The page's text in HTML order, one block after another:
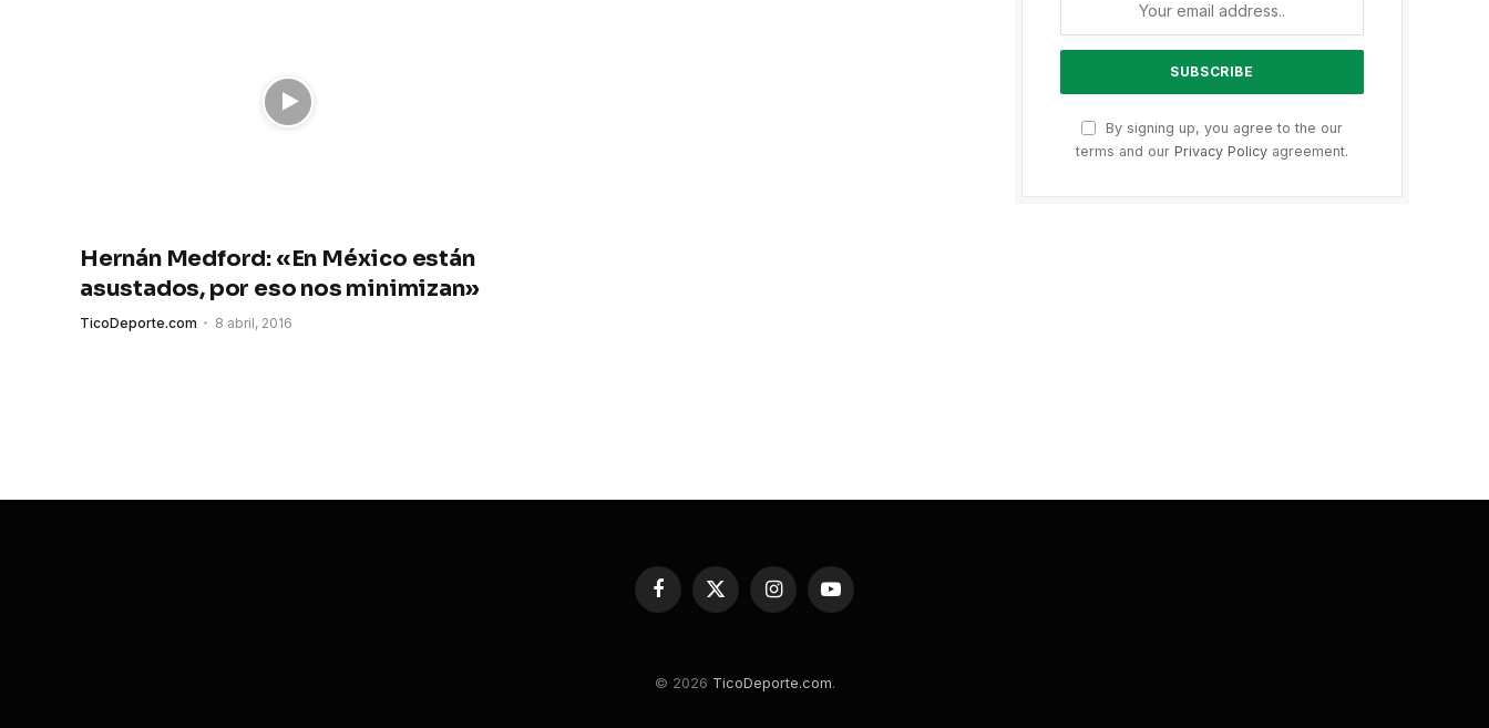
Hernán Medford: «En México están
asustados, por eso nos minimizan»
TicoDeporte.com 8 abril, 2016
By signing up, you agree to the our
terms and our Privacy Policy agreement.
Facebook
X
InstagramYouTube
© 2026 TicoDeporte.com.